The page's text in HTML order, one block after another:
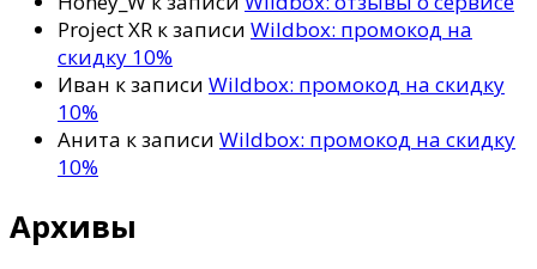
Project XR к записи Wildbox: промокод на
скидку 10%
Иван к записи Wildbox: промокод на скидку
10%
Анита к записи Wildbox: промокод на скидку
10%
Архивы